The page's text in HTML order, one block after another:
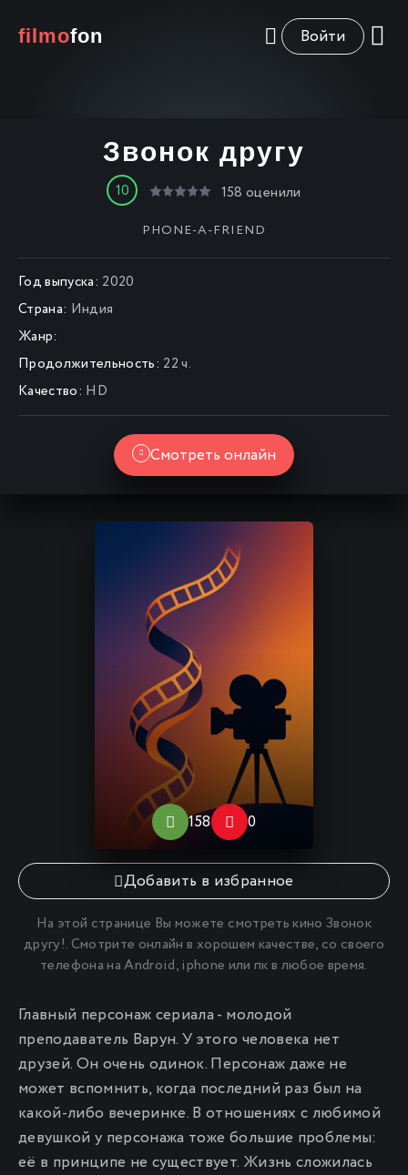
filmofon Войти
Звонок другу
10 158 оценили
PHONE-A-FRIEND
Год выпуска: 2020
Страна: Индия
Жанр:
Продолжительность: 22 ч.
Качество: HD
Смотреть онлайн
10
158 0
Добавить в избранное
На этой странице Вы можете смотреть кино Звонок
другу!. Смотрите онлайн в хорошем качестве, со своего
телефона на Android, iphone или пк в любое время.
Главный персонаж сериала - молодой
преподаватель Варун. У этого человека нет
друзей. Он очень одинок. Персонаж даже не
может вспомнить, когда последний раз был на
какой-либо вечеринке. В отношениях с любимой
девушкой у персонажа тоже большие проблемы:
её в принципе не существует. Жизнь сложилась